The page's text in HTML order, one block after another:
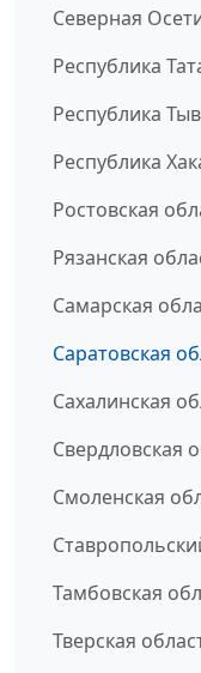
Северная
Республика
Республика
Республика
Ростовская
Рязанская
Самарская
Саратовская
Сахалинская
Свердловская
Смоленская
Тамбовская
Тверская